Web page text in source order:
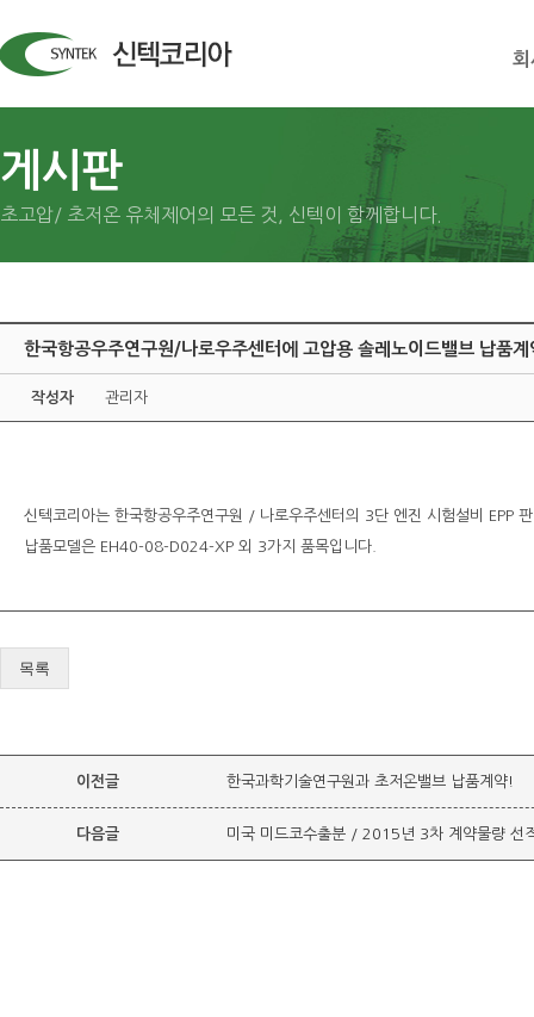
회
게시판
초고압/ 초저온 유체제어의 모든 것, 신텍이 함께합니다.
한국항공우주연구원/나로우주센터에 고압용 솔레노이드밸브 납품
작성자 관리자
신텍코리아는 한국항공우주연구원 / 나로우주센터의 3단 엔진 시험설비 EPP
납품모델은 EH40-08-D024-XP 외 3가지 품목입니다.
목록
이전글 한국과학기술연구원과 초저온밸브 납품계약!
다음글 미국 미드코수출분 / 2015년 3차 계약물량 선